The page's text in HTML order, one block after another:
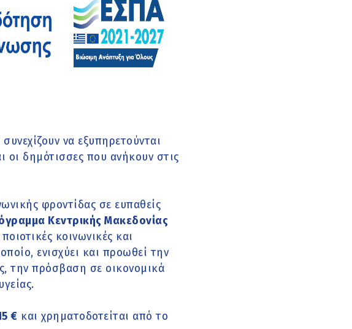
να εξυπηρετούνται
οι δημότισσες που ανήκουν στις
φροντίδας σε ευπαθείς
Κεντρικής Μακεδονίας
κοινωνικές και
ενισχύει και προωθεί την
την πρόσβαση σε οικονομικά
€ και χρηματοδοτείται από το